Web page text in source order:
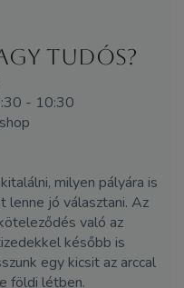
tudós?
- 10:30
milyen pályára is
lenne jó választani. Az
való az
később is
egy kicsit az arccal
földi létben.